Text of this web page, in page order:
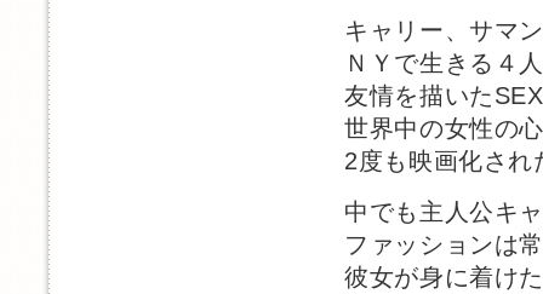
キャリー、サマ
ＮＹで生きる４
友情を描いた
世界中の女性の
2度も映画化され
中でも主人公キ
ファッションは
彼女が身に着け